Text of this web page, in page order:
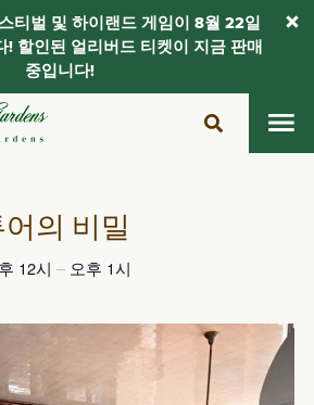
의 비밀
12시 – 오후 1시
티벌 및 하이랜드 게임이 8월 22일
! 할인된 얼리버드 티켓이 지금 판매
중입니다!